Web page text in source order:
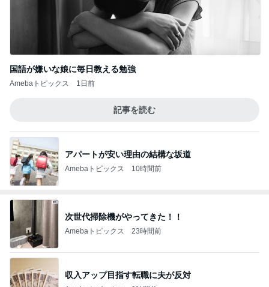
国語が嫌いな娘に毎日教える勉強
Amebaトピックス 1日前
記事を読む
アパートが安い理由の結構な坂道
Amebaトピックス 10時間前
次世代掃除機がやってきた！！
Amebaトピックス 23時間前
収入アップ目指す転職に夫が反対